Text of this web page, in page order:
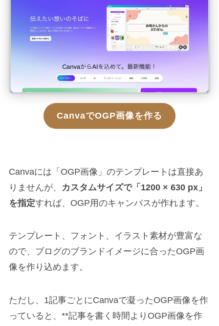
CanvaでOGP画像を作る
Canvaには「OGP画像」のテンプレートは直接あ
りませんが、
カスタムサイズで「1200 × 630 px」
を指定すれば、OGP用のキャンバスが作れます。
テンプレート、フォント、イラスト素材が豊富な
ので、ブログのブランドイメージに合ったOGP画
像を作り込めます。
ただし、1記事ごとにCanvaで凝ったOGP画像を作
っていると、**記事を書く時間よりOGP画像を作